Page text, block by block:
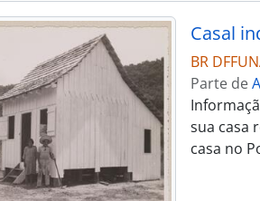
Casal
BR
Parte de
sua casa
casa no